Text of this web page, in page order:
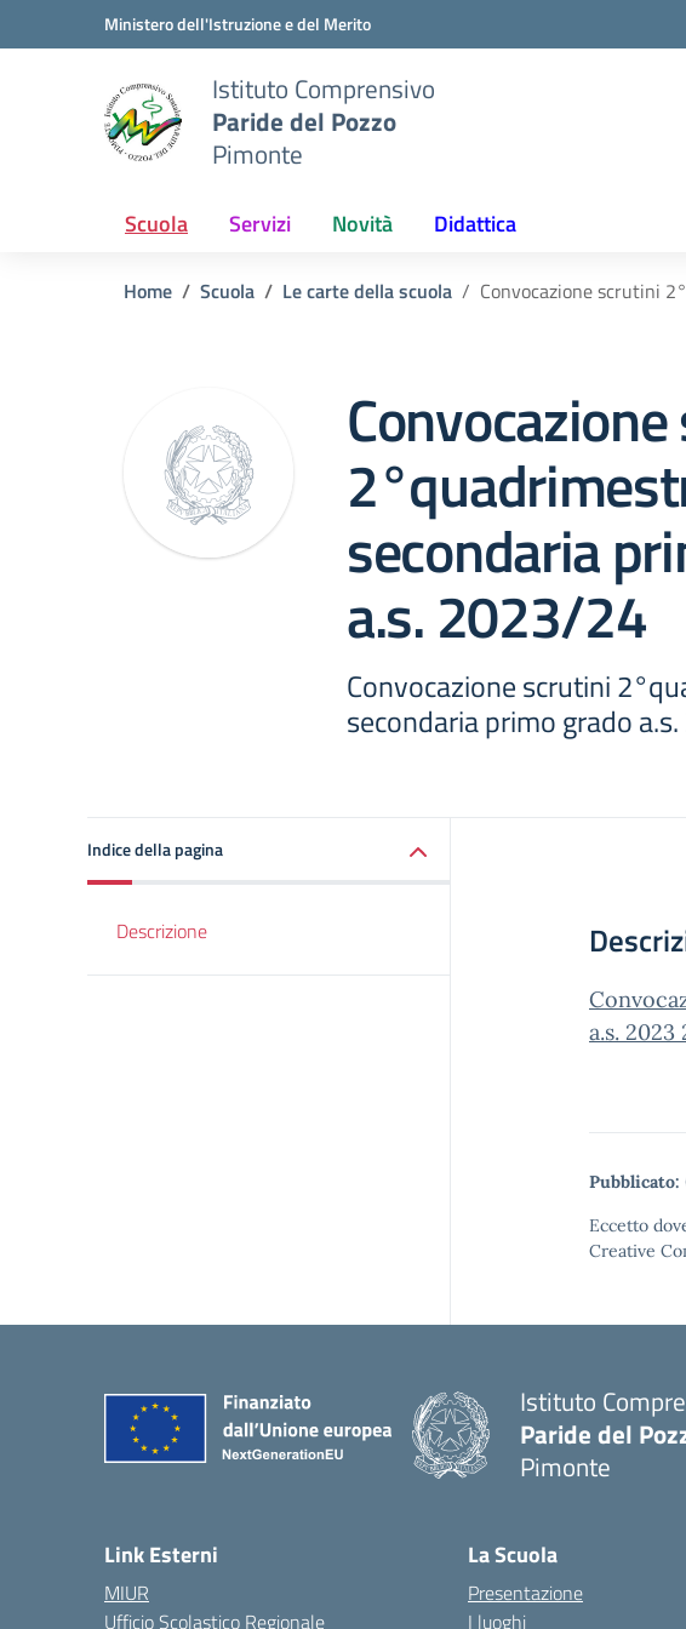
Vai ai contenuti
Vai al menu di navigazioneMinistero dell'Istruzione e del Merito
Istituto Comprensivo
Paride del Pozzo
Pimonte
Scuola Servizi Novità Didattica
Home Scuola Le carte della scuola Convocazione scrutini
secondaria
a.s. 2023/24
Convocazione scrutini
secondaria primo grado
Indice della pagina
Descrizione
a.s. 2023
Pubblicato:
Eccetto
Creative
Istituto
Paride del
Pimonte
Link Esterni
MIUR
Ufficio Scolastico Regionale
La Scuola
Presentazione
I luoghi